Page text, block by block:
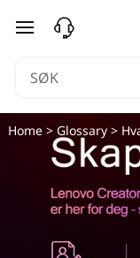
H
e
gå til hovedinnhold
Home> Glossary>